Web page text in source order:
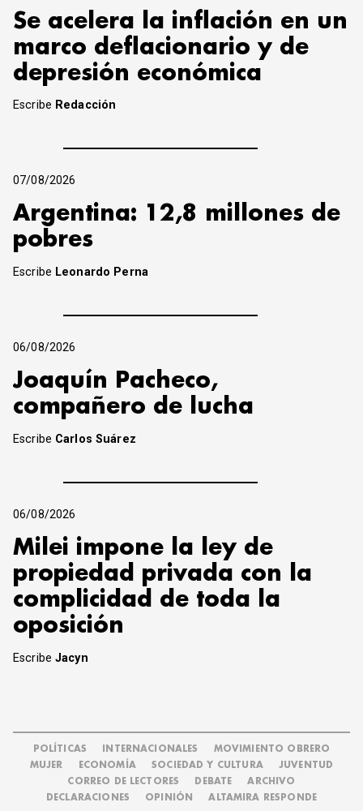
Se acelera la inflación en un
marco deflacionario y de
depresión económica
Escribe Redacción
07/08/2026
Argentina: 12,8 millones de
pobres
Escribe Leonardo Perna
06/08/2026
Joaquín Pacheco,
compañero de lucha
Escribe Carlos Suárez
06/08/2026
Milei impone la ley de
propiedad privada con la
complicidad de toda la
oposición
EscribeJacyn
POLÍTICAS INTERNACIONALES
MOVIMIENTO OBRERO
MUJER
ECONOMÍA SOCIEDAD Y CULTURA
JUVENTUD
CORREO DE LECTORES
DEBATE
ARCHIVO
DECLARACIONES
OPINIÓN ALTAMIRA RESPONDE